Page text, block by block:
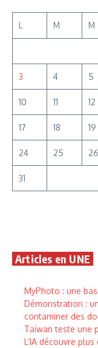
L M M
3 4 5
10 11 12
17 18 19
24 25 26
31
Articles en UNE
MyPhoto : une
Démonstration :
contaminer des
Taïwan teste une
L’IA découvre